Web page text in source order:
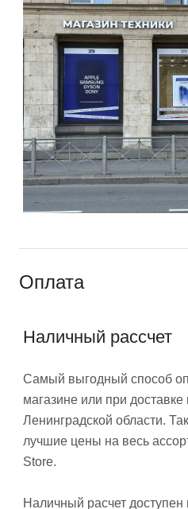
Оплата
Наличный рассчет
Самый выгодный способ
магазине или при
Ленинградской области.
лучшие цены на весь
Store.
Наличный расчет